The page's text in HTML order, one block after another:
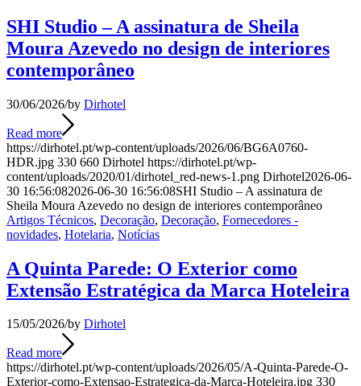
SHI Studio – A assinatura de Sheila
Moura Azevedo no design de interiores
contemporâneo
30/06/2026/by Dirhotel
Read more
https://dirhotel.pt/wp-content/uploads/2026/06/BG6A0760-
HDR.jpg 330 660 Dirhotel https://dirhotel.pt/wp-
content/uploads/2020/01/dirhotel_red-news-1.png Dirhotel2026-06-
30 16:56:082026-06-30 16:56:08SHI Studio – A assinatura de
Sheila Moura Azevedo no design de interiores contemporâneo
Artigos Técnicos, Decoração, Decoração, Fornecedores -
novidades, Hotelaria, Notícias
A Quinta Parede: O Exterior como
Extensão Estratégica da Marca Hoteleira
15/05/2026/by Dirhotel
Read more
https://dirhotel.pt/wp-content/uploads/2026/05/A-Quinta-Parede-O-
Exterior-como-Extensao-Estrategica-da-Marca-Hoteleira.jpg 330